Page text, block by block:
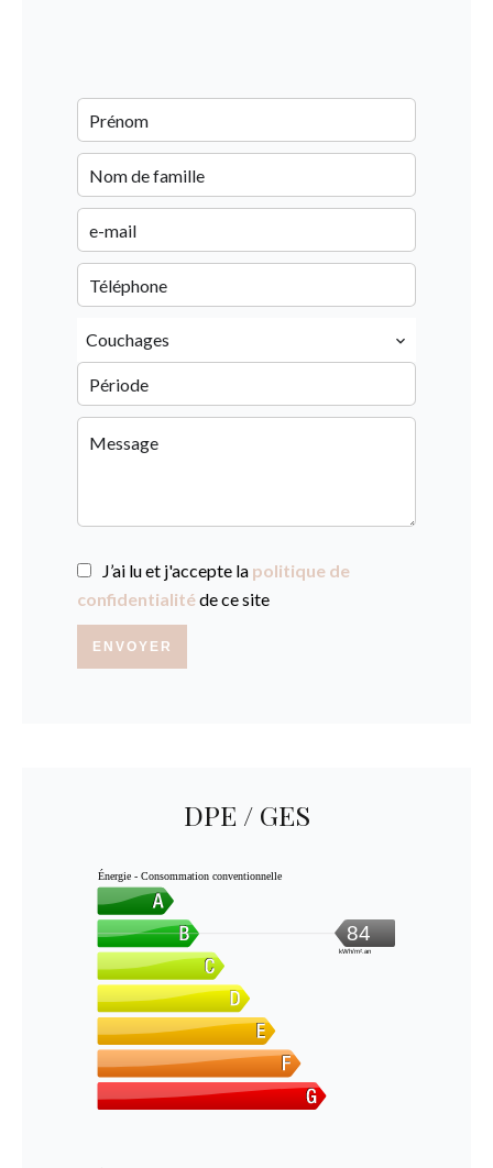
Couchages
J’ai lu et j'accepte la politique de
confidentialitéde ce site
ENVOYER
DPE / GES
Énergie - Consommation conventionnelle
84
kWh/m².an